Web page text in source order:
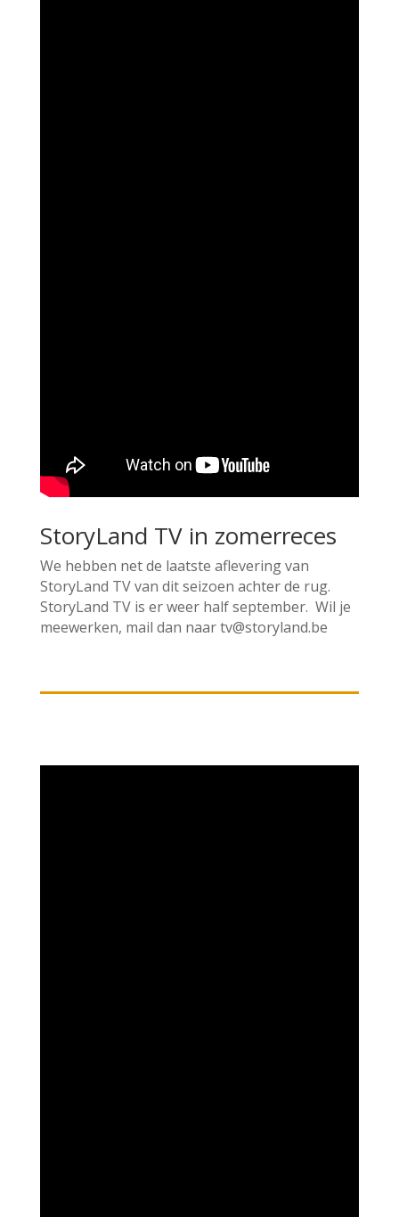
StoryLand TV in zomerreces
We hebben net de laatste aflevering van
StoryLand TV van dit seizoen achter de rug.
StoryLand TV is er weer half september. Wil je
meewerken, mail dan naar tv@storyland.be